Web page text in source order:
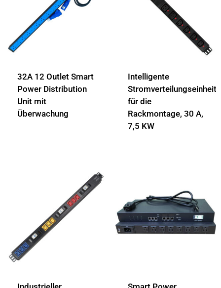
32A 12 Outlet Smart
Power Distribution
Unit mit
Überwachung
Intelligente
Stromverteilungseinheit
für die
Rackmontage, 30 A,
7,5 KW